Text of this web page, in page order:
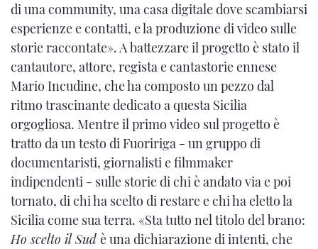
di una community, una casa digitale dove scambiarsi
esperienze e contatti, e la produzione di video sulle
storie raccontate». A battezzare il progetto è stato il
cantautore, attore, regista e cantastorie ennese
Mario Incudine, che ha composto un pezzo dal
ritmo trascinante dedicato a questa Sicilia
orgogliosa. Mentre il primo video sul progetto è
tratto da un testo di Fuoririga - un gruppo di
documentaristi, giornalisti e filmmaker
indipendenti - sulle storie di chi è andato via e poi
tornato, di chi ha scelto di restare e chi ha eletto la
Sicilia come sua terra. «Sta tutto nel titolo del brano:
Ho scelto il Sud è una dichiarazione di intenti, che